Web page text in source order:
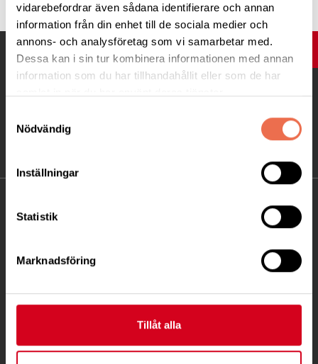
vidarebefordrar även sådana identifierare och annan
information från din enhet till de sociala medier och
annons- och analysföretag som vi samarbetar med.
Dessa kan i sin tur kombinera informationen med annan
information som du har tillhandahållit eller som de har
Nödvändig
Inställningar
Statistik
Marknadsföring
Tillåt alla
Ågatan 12 C, 172 62 Sundbyberg
171 04 Solna